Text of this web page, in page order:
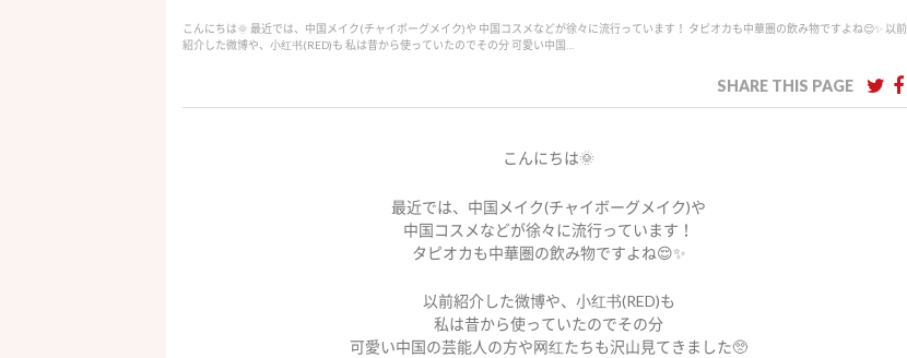
こんにちは🌞 最近では、中国メイク(チャイボーグメイク)や 中国コスメなどが徐々に流行っています！ タピオカも中華圏の飲み物ですよね😌✨ 以前
紹介した微博や、小红书(RED)も 私は昔から使っていたのでその分 可愛い中国…
SHARE THIS PAGE
こんにちは🌞
最近では、中国メイク(チャイボーグメイク)や
中国コスメなどが徐々に流行っています！
タピオカも中華圏の飲み物ですよね😌✨
以前紹介した微博や、小红书(RED)も
私は昔から使っていたのでその分
可愛い中国の芸能人の方や网红たちも沢山見てきました🥺